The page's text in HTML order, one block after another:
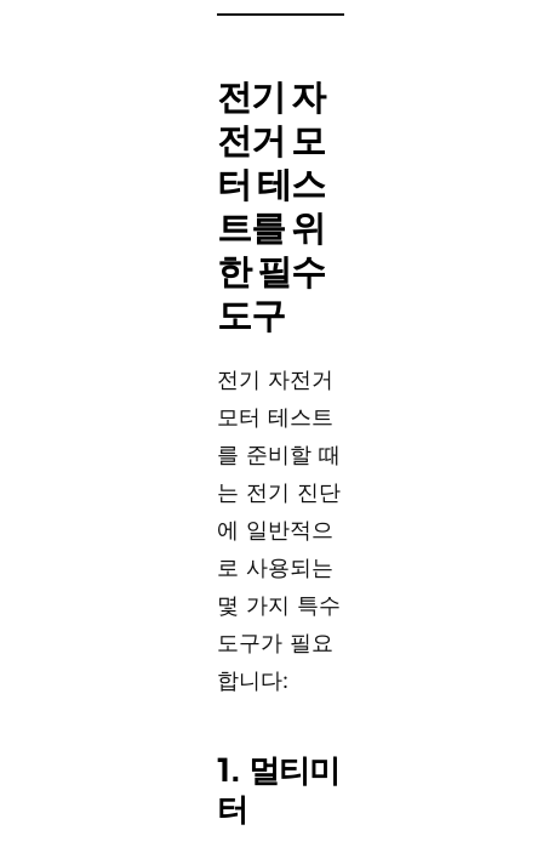
전기 자
전거 모
터 테스
트를 위
한 필수
도구
전기 자전거
모터 테스트
를 준비할 때
는 전기 진단
에 일반적으
로 사용되는
몇 가지 특수
도구가 필요
합니다:
1. 멀티미
터